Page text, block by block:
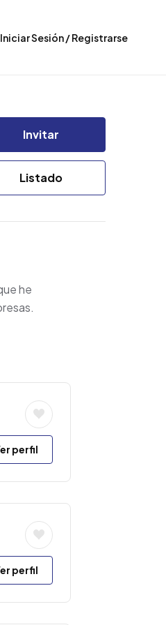
Iniciar Sesión/Registrarse
Invitar
Listado
he
perfil
perfil